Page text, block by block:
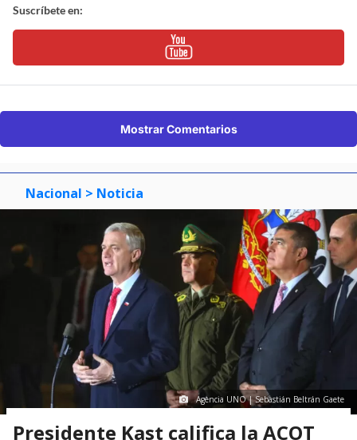
Suscríbete en:
Mostrar Comentarios
Nacional > Noticia
Agencia UNO | Sebastián Beltrán Gaete
Presidente Kast califica la ACOT